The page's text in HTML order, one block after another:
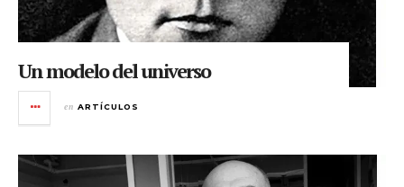
Un modelo del universo
en ARTÍCULOS